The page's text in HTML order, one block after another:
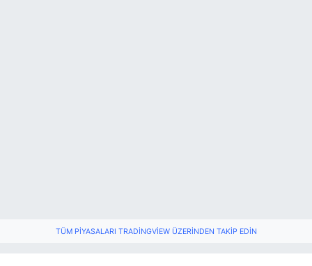
TÜM PIYASALARI TRADINGVIEW ÜZERINDEN TAKIP EDIN